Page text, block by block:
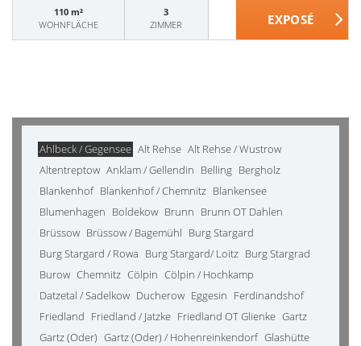
110 m²
WOHNFLÄCHE
3
ZIMMER
Ahlbeck / Gegensee Alt Rehse Alt Rehse / Wustrow
Altentreptow Anklam / Gellendin Belling Bergholz
Blankenhof Blankenhof / Chemnitz Blankensee
Blumenhagen Boldekow Brunn Brunn OT Dahlen
Brüssow Brüssow / Bagemühl Burg Stargard
Burg Stargard / Rowa Burg Stargard/ Loitz Burg Stargrad
Burow Chemnitz Cölpin Cölpin / Hochkamp
Datzetal / Sadelkow Ducherow Eggesin Ferdinandshof
Friedland Friedland / Jatzke Friedland OT Glienke Gartz
Gartz (Oder) Gartz (Oder) / Hohenreinkendorf Glashütte